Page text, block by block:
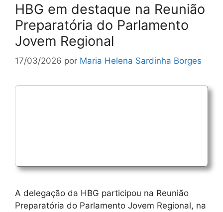
HBG em destaque na Reunião
Preparatória do Parlamento
Jovem Regional
17/03/2026 por Maria Helena Sardinha Borges
A delegação da HBG participou na Reunião
Preparatória do Parlamento Jovem Regional, na